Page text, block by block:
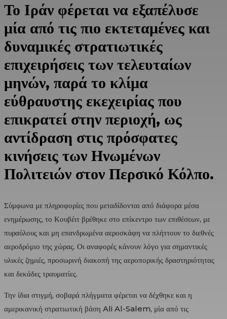
Το Ιράν φέρεται να εξαπέλυσε
μία από τις πιο εκτεταμένες και
δυναμικές στρατιωτικές
επιχειρήσεις των τελευταίων
μηνών, παρά το κλίμα
εύθραυστης εκεχειρίας που
επικρατεί στην περιοχή, ως
αντίδραση στις πρόσφατες
κινήσεις των Ηνωμένων
Πολιτειών στον Περσικό Κόλπο.
Σύμφωνα με πληροφορίες που μεταδίδονται από διάφορα μέσα
ενημέρωσης, το Κουβέιτ βρέθηκε στο επίκεντρο των επιθέσεων, με
πυραύλους και μη επανδρωμένα αεροσκάφη να πλήττουν το διεθνές
αεροδρόμιο της χώρας. Οι αναφορές κάνουν λόγο για σημαντικές
υλικές ζημιές, προσωρινή διακοπή της αεροπορικής δραστηριότητας
και δεκάδες τραυματίες.
Την ίδια στιγμή, σοβαρά πλήγματα φέρεται να δέχθηκε και η
αμερικανική στρατιωτική βάση Ali Al-Salem, μία από τις